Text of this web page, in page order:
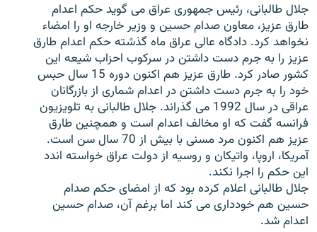
فرکانس‌ها
گزارش‌های تصویری
گزارش‌های ویدئویی
زنان فردا
English
به ما بپیوندید
زبان‌های دیگر
جلال طالبانی، رئیس جمهوری عراق می گوید حکم اعدام
طارق عزیز، معاون صدام حسین و وزیر خارجه او را امضاء
نخواهد کرد. دادگاه عالی عراق ماه گذشته حکم اعدام طارق
عزیز را به جرم دست داشتن در سرکوب احزاب شیعه این
کشور صادر کرد. طارق عزیز هم اکنون دوره 15 سال حبس
خود را به جرم دست داشتن در اعدام شماری از بازرگانان
عراقی در سال 1992 می گذراند. جلال طالبانی به تلویزیون
فرانسه گفت که او مخالف اعدام است و همچنین طارق
عزیز هم اکنون مرد مسنی با بیش از 70 سال سن است.
آمریکا، اروپا، واتیکان و روسیه از دولت عراق خواسته اندد
این حکم را اجرا نکند.
جلال طالبانی اعلام کرده بود که از امضای حکم صدام
حسین هم خودداری می کند اما برغم آن، صدام حسین
اعدام شد.